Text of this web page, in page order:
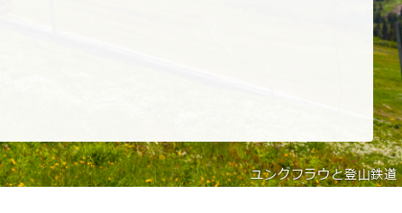
ユングフラウと登山鉄道